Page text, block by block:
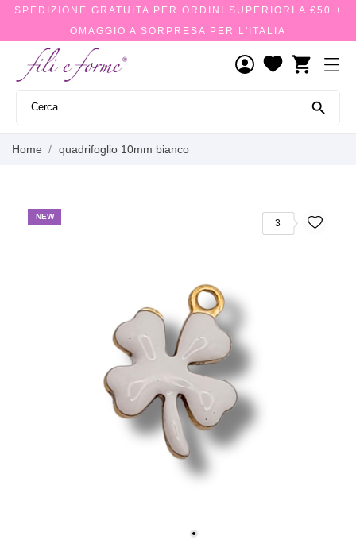
SPEDIZIONE GRATUITA PER ORDINI SUPERIORI A €50 +
OMAGGIO A SORPRESA PER L'ITALIA
shopping_cart

Home quadrifoglio 10mm bianco
NEW
3